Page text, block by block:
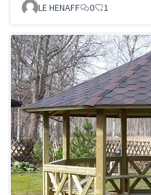
LE HENAFF
0 1